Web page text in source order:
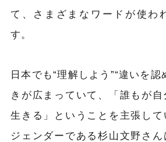
て、さまざまなワードが使わ
す。
日本でも“理解しよう”“違いを認
きが広まっていて、「誰もが
生きる」ということを主張して
ジェンダーである杉山文野さ